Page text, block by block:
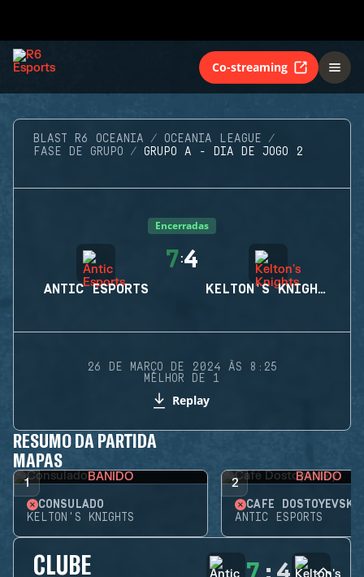
Co-streaming
BLAST R6 OCEANIA
OCEANIA LEAGUE
FASE DE GRUPO
GRUPO A - DIA DE JOGO 2
Encerradas
ANTIC ESPORTS
7:4
KELTON'S KNIGHTS
26 DE MARÇO DE 2024 ÀS 8:25
MELHOR DE 1
Replay
RESUMO DA PARTIDA
MAPAS
1 BANIDO
CONSULADO
KELTON'S KNIGHTS
2 BANIDO
CAFÉ DOSTOYEVSKY
ANTIC ESPORTS
CLUBE